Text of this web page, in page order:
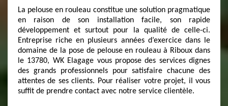
La pelouse en rouleau constitue une solution pragmatique
en raison de son installation facile, son rapide
développement et surtout pour la qualité de celle-ci.
Entreprise riche en plusieurs années d’exercice dans le
domaine de la pose de pelouse en rouleau à Riboux dans
le 13780, WK Elagage vous propose des services dignes
des grands professionnels pour satisfaire chacune des
attentes de ses clients. Pour réaliser votre projet, il vous
suffit de prendre contact avec notre service clientèle.